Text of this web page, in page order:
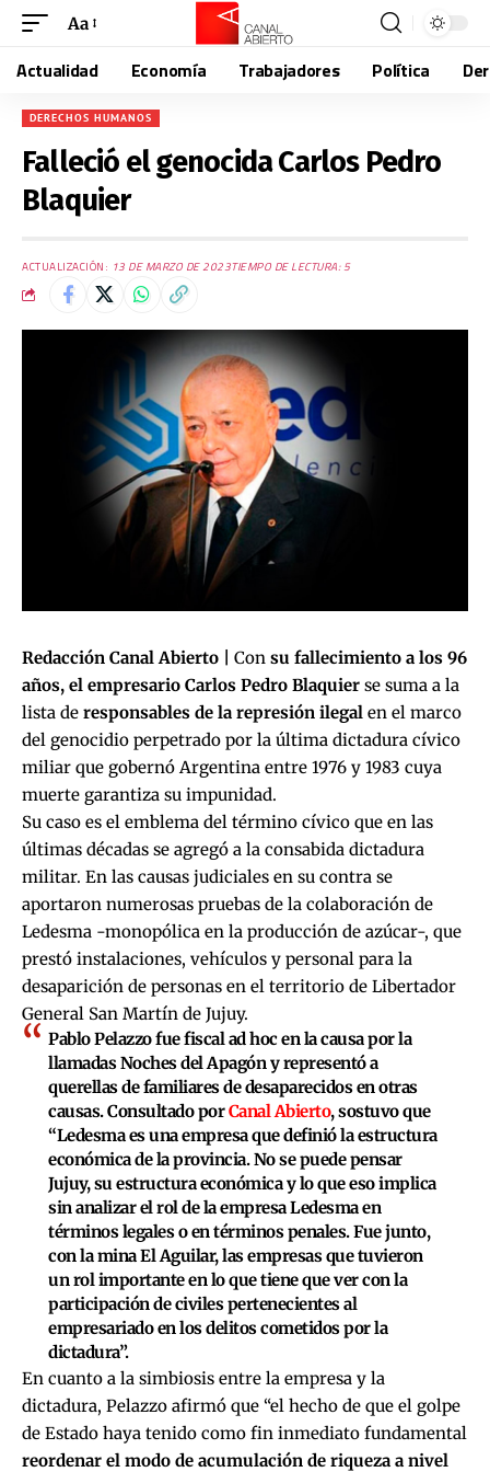
Aa
Actualidad Economía Trabajadores Política
DERECHOS HUMANOS
Falleció el genocida Carlos Pedro
Blaquier
ACTUALIZACIÓN: 13 DE MARZO DE 2023TIEMPO DE LECTURA: 5
Redacción Canal Abierto | Con su fallecimiento a los 96
años, el empresario Carlos Pedro Blaquier se suma a la
lista de responsables de la represión ilegal en el marco
del genocidio perpetrado por la última dictadura cívico
miliar que gobernó Argentina entre 1976 y 1983 cuya
muerte garantiza su impunidad.
Su caso es el emblema del término cívico que en las
últimas décadas se agregó a la consabida dictadura
militar. En las causas judiciales en su contra se
aportaron numerosas pruebas de la colaboración de
Ledesma -monopólica en la producción de azúcar-, que
prestó instalaciones, vehículos y personal para la
desaparición de personas en el territorio de Libertador
General San Martín de Jujuy.
Pablo Pelazzo fue fiscal ad hocen la causa por la
llamadas Noches del Apagón yrepresentó a
querellas de familiares de desaparecidos en otras
causas.Consultado porCanal Abierto, sostuvo que
“Ledesma es una empresa que definió la estructura
económica de la provincia. No se puede pensar
Jujuy, su estructura económica y lo que eso implica
sin analizar el rol de la empresa Ledesma en
términos legales o en términos penales. Fue junto,
con la mina El Aguilar, las empresas quetuvieron
un rol importante en lo que tiene que ver con la
participación de civiles pertenecientes al
empresariado en los delitos cometidos por la
dictadura”.
En cuanto a la simbiosis entre la empresa y la
dictadura, Pelazzo afirmó que “el hecho de que el golpe
de Estado haya tenido como fin inmediato fundamental
reordenar el modo de acumulación de riqueza a nivel